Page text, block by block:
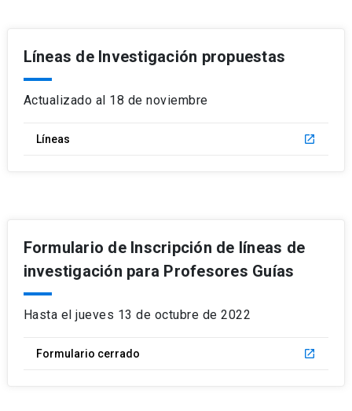
Líneas de Investigación propuestas
Actualizado al 18 de noviembre
Líneas launch
Formulario de Inscripción de líneas de
investigación para Profesores Guías
Hasta el jueves 13 de octubre de 2022
Formulario cerrado launch